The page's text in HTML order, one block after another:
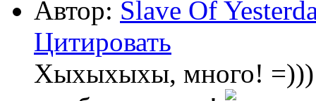
Автор: Slave Of
Цитировать
Хыхыхыхы, много! =)))